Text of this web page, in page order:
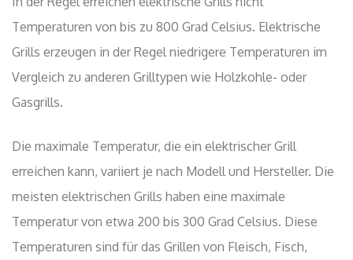
Temperaturen von bis zu 800 Grad Celsius. Elektrische
Grills erzeugen in der Regel niedrigere Temperaturen im
Vergleich zu anderen Grilltypen wie Holzkohle- oder
Gasgrills.
Die maximale Temperatur, die ein elektrischer Grill
erreichen kann, variiert je nach Modell und Hersteller. Die
meisten elektrischen Grills haben eine maximale
Temperatur von etwa 200 bis 300 Grad Celsius. Diese
Temperaturen sind für das Grillen von Fleisch, Fisch,